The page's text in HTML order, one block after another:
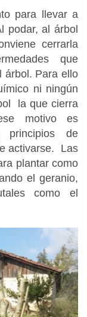
para llevar a
podar, al árbol
cerrarla
que
árbol. Para ello
ni ningún
la que cierra
motivo es
de
activarse. Las
plantar como
el geranio,
como el